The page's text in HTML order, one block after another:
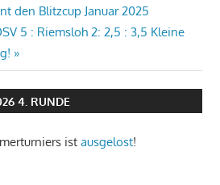
den Blitzcup Januar 2025
5 : Riemsloh 2: 2,5 : 3,5 Kleine
4. RUNDE
ist ausgelost!